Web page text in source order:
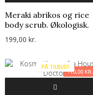
Meraki abrikos og rice
body scrub. Økologisk.
199,00 kr.
PÅ TILBUD!
-10,00 KR.